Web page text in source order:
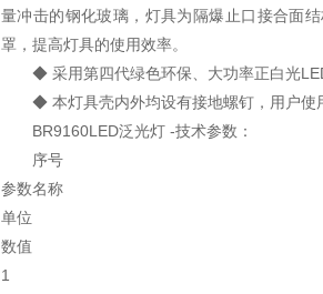
量冲击的钢化玻璃，灯具为隔爆止口接合面
罩，提高灯具的使用效率。
◆ 采用第四代绿色环保、大功率正白光
◆ 本灯具壳内外均设有接地螺钉，用户使
BR9160LED泛光灯 -技术参数：
序号
参数名称
单位
数值
1